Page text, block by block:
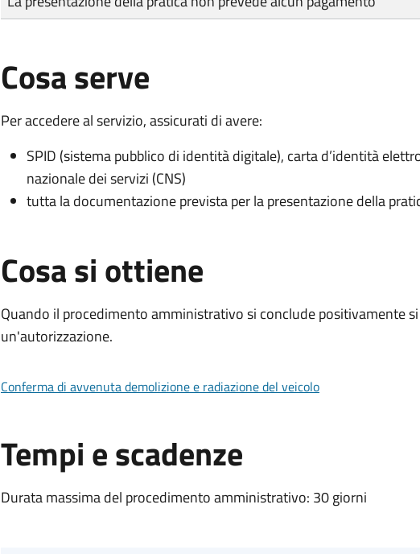
Cosa serve
Per accedere al servizio, assicurati di avere:
SPID (sistema pubblico di identità digitale), carta d’identità
nazionale dei servizi (CNS)
tutta la documentazione prevista per la presentazione della
Cosa si ottiene
Quando il procedimento amministrativo si conclude positivamente
un'autorizzazione.
Conferma di avvenuta demolizione e radiazione del veicolo
Tempi e scadenze
Durata massima del procedimento amministrativo: 30 giorni